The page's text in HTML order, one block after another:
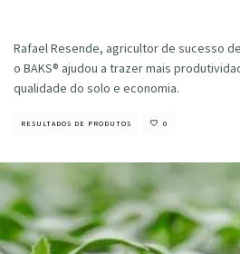
Rafael Resende, agricultor de sucesso
o BAKS® ajudou a trazer mais
qualidade do solo e economia.
RESULTADOS DE PRODUTOS 0